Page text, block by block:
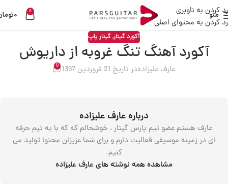
رد کردن به ناوبری
رد کردن به محتوای اصلی
منو 0
0
آکورد گیتار,گیتار پاپ
آکورد آهنگ تنگ غروبه از داریوش
عارف علیزادهدر تاریخ 21 فروردین 1397 0
درباره عارف علیزاده
عارف هستم عضو تیم پارس گیتار ، خوشحالم که که با یه تیم حرفه
ای در زمینه موسیقی فعالیت دارم و برای شما عزیزان محتوا تولید می
کنیم.
مشاهده همه نوشته های عارف علیزاده